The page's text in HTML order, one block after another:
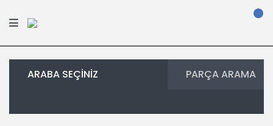
ARABA SEÇİNİZ PARÇA ARAMA